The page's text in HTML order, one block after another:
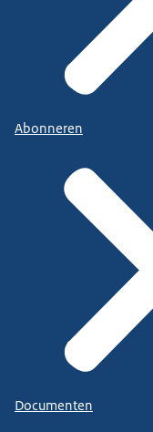
Abonneren
Documenten